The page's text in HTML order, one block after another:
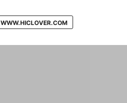
WWW.HICLOVER.COM